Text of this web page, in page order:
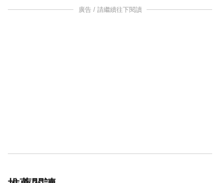
廣告 / 請繼續往下閱讀